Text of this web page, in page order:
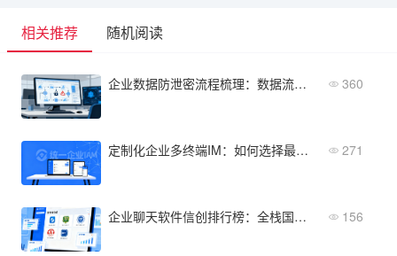
相关推荐 随机阅读
企业数据防泄密流程梳理：数据流转、风险点与监控如何衔接 360
定制化企业多终端IM：如何选择最适合你的方案？ 271
企业聊天软件信创排行榜：全栈国产化适配认证 156